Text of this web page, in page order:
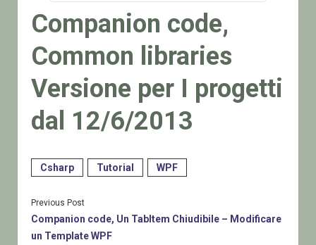
Companion code,
Common libraries
Versione per I progetti
dal 12/6/2013
Csharp Tutorial WPF
Previous Post
Companion code, Un TabItem Chiudibile – Modificare
un Template WPF